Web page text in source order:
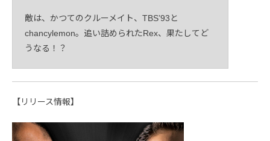
敵は、かつてのクルーメイト、TBS’93と
chancylemon。追い詰められたRex、果たしてど
うなる！？
【リリース情報】